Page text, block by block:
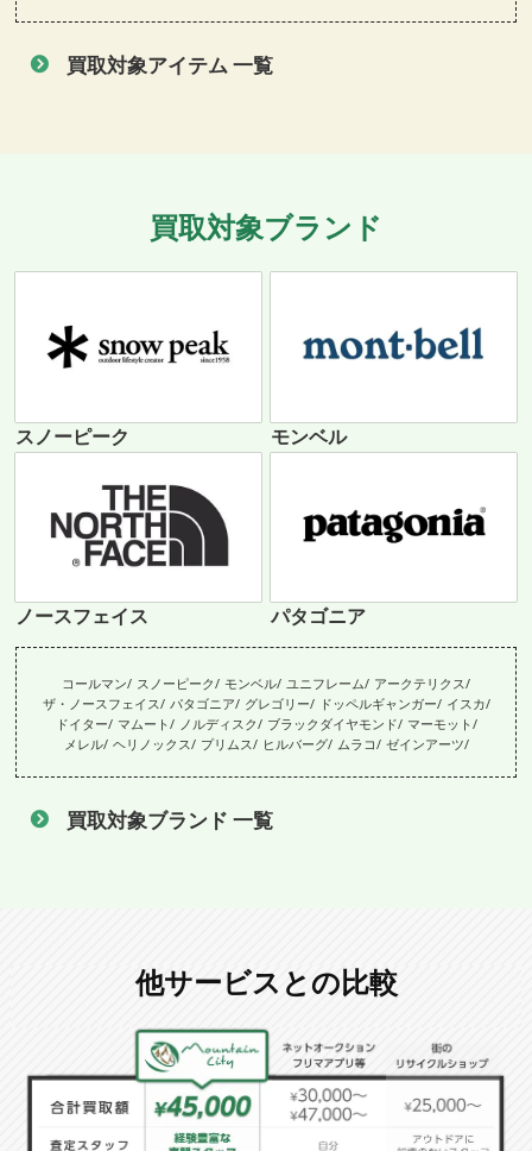
買取対象アイテム 一覧
買取対象ブランド
スノーピーク モンベル
ノースフェイス パタゴニア
コールマン スノーピーク モンベル ユニフレーム
アークテリクス
ザ・ノースフェイス パタゴニア グレゴリー ドッペルギャンガー
イスカ
ドイター
マムート ノルディスク ブラックダイヤモンド
マーモット
メレル ヘリノックス プリムス ヒルバーグ ムラコ ゼインアーツ
買取対象ブランド 一覧
他サービスとの比較